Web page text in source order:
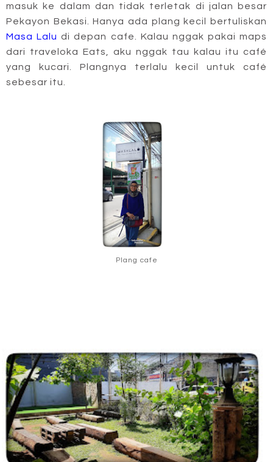
masuk ke dalam dan tidak terletak di jalan besar
Pekayon Bekasi. Hanya ada plang kecil bertuliskan
Masa Laludi depan cafe. Kalau nggak pakai maps
dari traveloka Eats, aku nggak tau kalau itu café
yang kucari. Plangnya terlalu kecil untuk café
sebesar itu.
Plang cafe